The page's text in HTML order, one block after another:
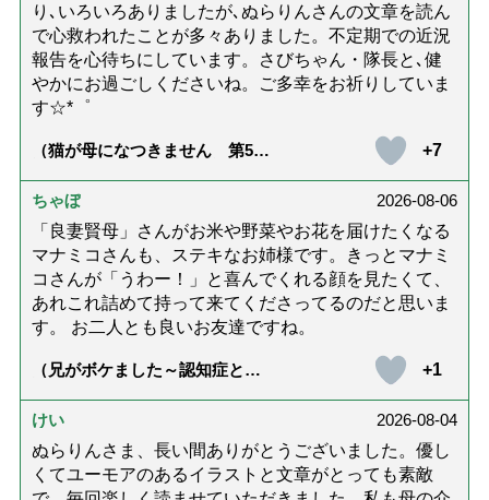
り､いろいろありましたが､ぬらりんさんの文章を読ん
で心救われたことが多々ありました。不定期での近況
報告を心待ちにしています。さびちゃん・隊長と､健
やかにお過ごしくださいね。ご多幸をお祈りしていま
す☆*゜
（猫が母になつきません 第500
+7
ちゃぼ
2026-08-06
「良妻賢母」さんがお米や野菜やお花を届けたくなる
マナミコさんも、ステキなお姉様です。きっとマナミ
コさんが「うわー！」と喜んでくれる顔を見たくて、
あれこれ詰めて持って来てくださってるのだと思いま
す。 お二人とも良いお友達ですね。
（兄がボケました～認知症と介
達』が届きました」）
+1
けい
2026-08-04
ぬらりんさま、長い間ありがとうございました。優し
くてユーモアのあるイラストと文章がとっても素敵